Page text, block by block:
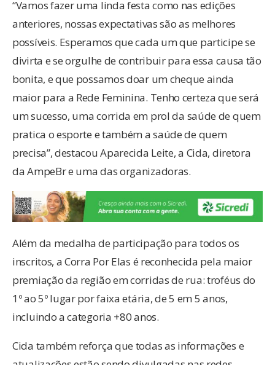
“Vamos fazer uma linda festa como nas edições
anteriores, nossas expectativas são as melhores
possíveis. Esperamos que cada um que participe se
divirta e se orgulhe de contribuir para essa causa tão
bonita, e que possamos doar um cheque ainda
maior para a Rede Feminina. Tenho certeza que será
um sucesso, uma corrida em prol da saúde de quem
pratica o esporte e também a saúde de quem
precisa”, destacou Aparecida Leite, a Cida, diretora
da AmpeBr e uma das organizadoras.
Além da medalha de participação para todos os
inscritos, a Corra Por Elas é reconhecida pela maior
premiação da região em corridas de rua: troféus do
1º ao 5º lugar por faixa etária, de 5 em 5 anos,
incluindo a categoria +80 anos.
Cida também reforça que todas as informações e